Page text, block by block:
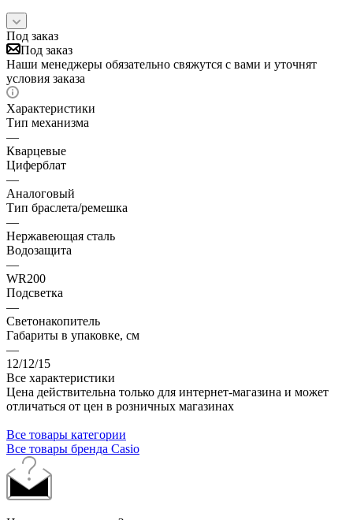
Под заказ
Под заказ
Наши менеджеры обязательно свяжутся с вами и уточнят
условия заказа
Характеристики
Тип механизма
—
Кварцевые
Циферблат
—
Аналоговый
Тип браслета/ремешка
—
Нержавеющая сталь
Водозащита
—
WR200
Подсветка
—
Светонакопитель
Габариты в упаковке, см
—
12/12/15
Все характеристики
Цена действительна только для интернет-магазина и может
отличаться от цен в розничных магазинах
Все товары категории
Все товары бренда Casio